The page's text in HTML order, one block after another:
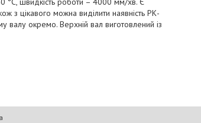
з цікавого можна виділити наявність РК-
валу окремо. Верхній вал виготовлений із